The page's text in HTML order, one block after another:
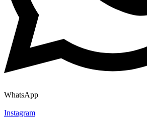
WhatsApp
Instagram